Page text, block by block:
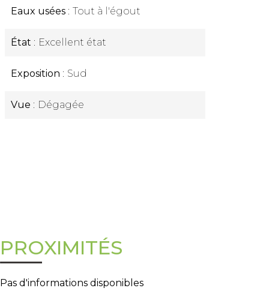
Eaux usées Tout à l'égout
État Excellent état
Exposition Sud
Vue Dégagée
PROXIMITÉS
Pas d'informations disponibles